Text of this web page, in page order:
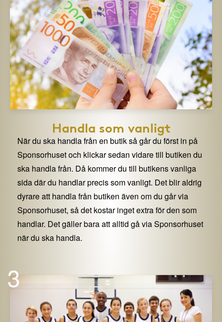
Handla som vanligt
När du ska handla från en butik så går du först in på
Sponsorhuset och klickar sedan vidare till butiken du
ska handla från. Då kommer du till butikens vanliga
sida där du handlar precis som vanligt. Det blir aldrig
dyrare att handla från butiken även om du går via
Sponsorhuset, så det kostar inget extra för den som
handlar. Det gäller bara att alltid gå via Sponsorhuset
när du ska handla.
3